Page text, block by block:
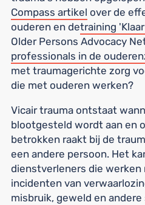
Compass artikel over de
ouderen en detraining
Older Persons Advocacy
professionals in de
met traumagerichte zorg
die met ouderen werken?
Vicair trauma ontstaat
blootgesteld wordt aan en
betrokken raakt bij de
een andere persoon. Het
dienstverleners die werken
incidenten van
misbruik, geweld en